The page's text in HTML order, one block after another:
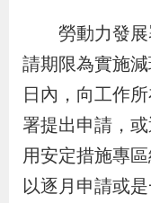
結
網
站
導
民
意
信
文
字
客
統
計
資
E
n
g
回
首
頁
R
S
S
勞動力發展
請期限為實施
日內，向工作
署提出申請，
用安定措施專
以逐月申請或